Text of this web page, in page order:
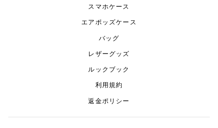
スマホケース
エアポッズケース
バッグ
レザーグッズ
ルックブック
利用規約
返金ポリシー